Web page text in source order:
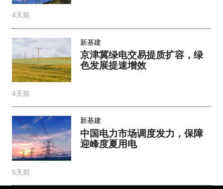
4天前
新基建
京津冀绿电交易提质扩容，绿
色发展提速增效​
4天前
新基建
中国电力市场调度发力，保障
迎峰度夏用电
5天前